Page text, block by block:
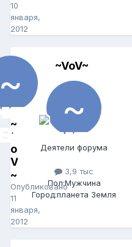
10
января,
2012
~
V
o
V
~
Опубликовано
11
января,
2012
~VoV~
Деятели форума
3,9 тыс
Пол:Мужчина
Город:планета Земля